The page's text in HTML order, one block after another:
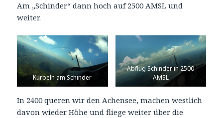
Am „Schinder“ dann hoch auf 2500 AMSL und
weiter.
Kurbeln am Schinder
Abflug Schinder in 2500
AMSL
In 2400 queren wir den Achensee, machen westlich
davon wieder Höhe und fliege weiter über die